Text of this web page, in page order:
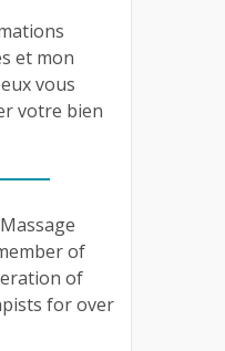
et mon
vous
votre bien
of
of
for over